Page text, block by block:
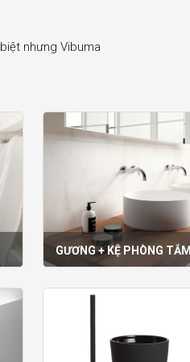
nhưng Vibuma
GƯƠNG + KỆ PHÒNG TẮM